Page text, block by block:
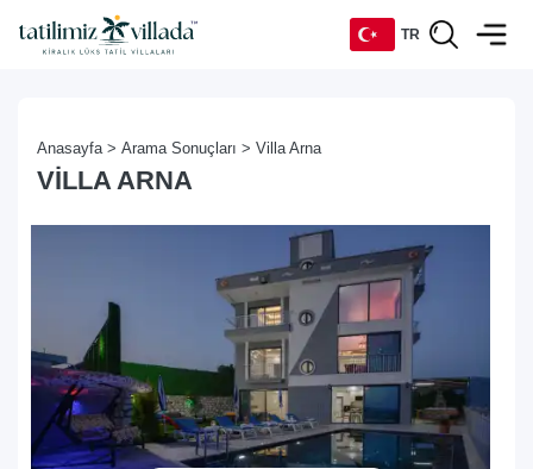
TR
RU
Anasayfa > Arama Sonuçları > Villa Arna
VILLA ARNA